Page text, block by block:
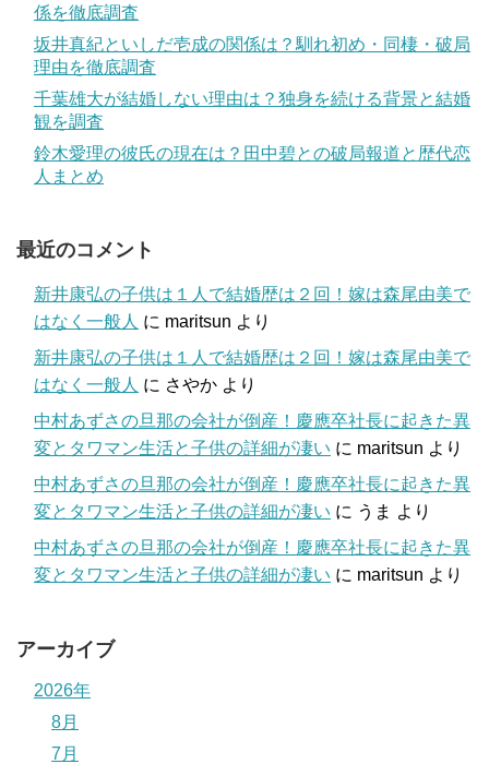
係を徹底調査
坂井真紀といしだ壱成の関係は？馴れ初め・同棲・破局
理由を徹底調査
千葉雄大が結婚しない理由は？独身を続ける背景と結婚
観を調査
鈴木愛理の彼氏の現在は？田中碧との破局報道と歴代恋
人まとめ
最近のコメント
新井康弘の子供は１人で結婚歴は２回！嫁は森尾由美で
はなく一般人 に maritsun より
新井康弘の子供は１人で結婚歴は２回！嫁は森尾由美で
はなく一般人 に さやか より
中村あずさの旦那の会社が倒産！慶應卒社長に起きた異
変とタワマン生活と子供の詳細が凄い に maritsun より
中村あずさの旦那の会社が倒産！慶應卒社長に起きた異
変とタワマン生活と子供の詳細が凄い に うま より
中村あずさの旦那の会社が倒産！慶應卒社長に起きた異
変とタワマン生活と子供の詳細が凄い に maritsun より
アーカイブ
2026年
8月
7月